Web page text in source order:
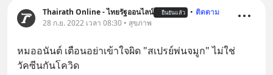
=========================
เครียด หลับยาก ผมอยากแนะนำ
บรรเทาความเครียด ลดความวิตกกังวล
Thairath Online - ไทยรัฐออนไลน์ ยืนยันแล้ว • ติดตาม
28 ก.ย. 2022 เวลา 08:30 • สุขภาพ
หมออนันต์ เตือนอย่าเข้าใจผิด "สเปรย์พ่นจมูก" ไม่ใช่
วัคซีนกันโควิด